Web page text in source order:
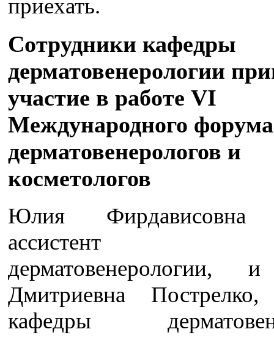
приехать.
Сотрудники кафедры
дерматовенерологии
участие в работе VI
Международного форума
дерматовенерологов и
косметологов
Юлия Фирдависовна
ассистент
дерматовенерологии,
Дмитриевна Пострелко,
кафедры